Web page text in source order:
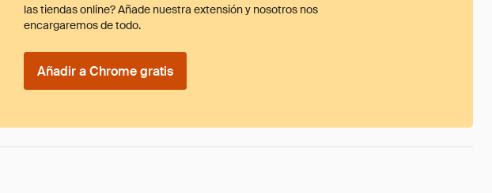
las tiendas online? Añade nuestra extensión y nosotros nos
encargaremos de todo.
Añadir a Chrome gratis